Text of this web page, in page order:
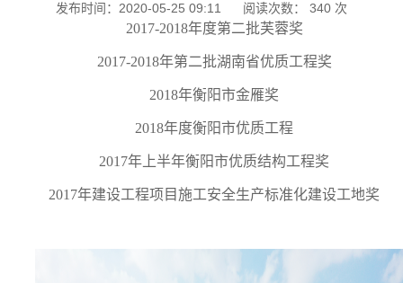
发布时间：2020-05-25 09:11 阅读次数： 340 次
2017-2018年度第二批芙蓉奖
2017-2018年第二批湖南省优质工程奖
2018年衡阳市金雁奖
2018年度衡阳市优质工程
2017年上半年衡阳市优质结构工程奖
2017年建设工程项目施工安全生产标准化建设工地奖